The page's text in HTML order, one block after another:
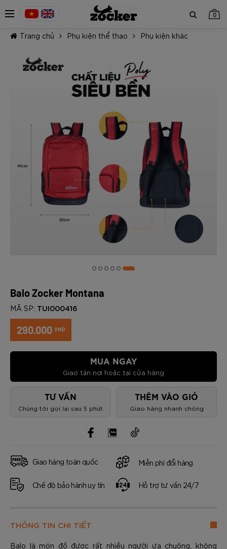
0
Trang chủ Phụ kiện thể thao Phụ kiện khác
Balo Zocker Montana
MÃ SP: TUI000416
290.000 VNĐ
MUA NGAY
Giao tận nơi hoặc tại cửa hàng
TƯ VẤN
Chúng tôi gọi lại sau 5 phút
THÊM VÀO GIỎ
Giao hàng nhanh chóng
Giao hàng toàn quốc Miễn phí đổi hàng
Chế độ bảo hành uy tín Hỗ trợ tư vấn 24/7
THÔNG TIN CHI TIẾT
Balo là món đồ được rất nhiều người ưa chuộng, không